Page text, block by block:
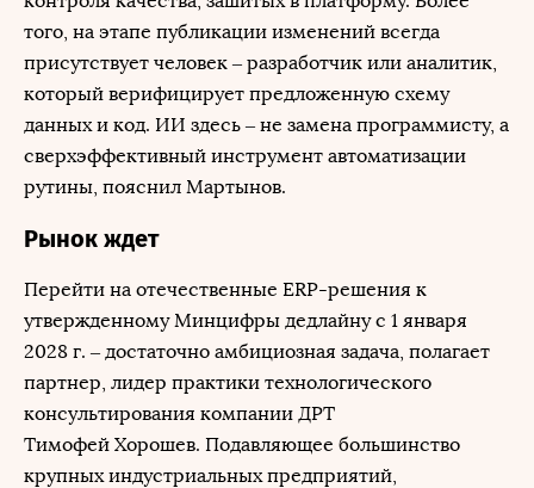
того, на этапе публикации изменений всегда
присутствует человек – разработчик или аналитик,
который верифицирует предложенную схему
данных и код. ИИ здесь – не замена программисту, а
сверхэффективный инструмент автоматизации
рутины, пояснил Мартынов.
Рынок ждет
Перейти на отечественные ERP-решения к
утвержденному Минцифры дедлайну с 1 января
2028 г. – достаточно амбициозная задача, полагает
партнер, лидер практики технологического
консультирования компании ДРТ
Тимофей Хорошев. Подавляющее большинство
крупных индустриальных предприятий,